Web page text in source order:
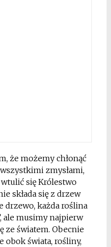
że możemy chłonąć
zmysłami,
wtulić się Królestwo
składa się z drzew
drzewo, każda roślina
ale musimy najpierw
ze światem. Obecnie
świata, rośliny,